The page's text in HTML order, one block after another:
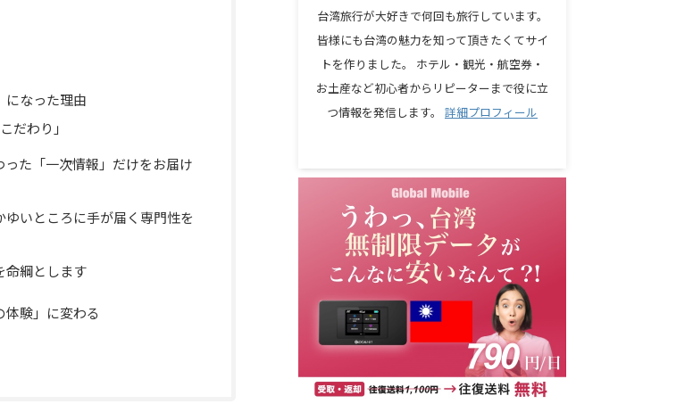
になった理由
だわり」
た「一次情報」だけをお届け
いところに手が届く専門性を
命綱とします
験」に変わる
台湾旅行が大好きで何回も旅行しています。
皆様にも台湾の魅力を知って頂きたくてサイ
トを作りました。 ホテル・観光・航空券・
お土産など初心者からリピーターまで役に立
つ情報を発信します。 詳細プロフィール